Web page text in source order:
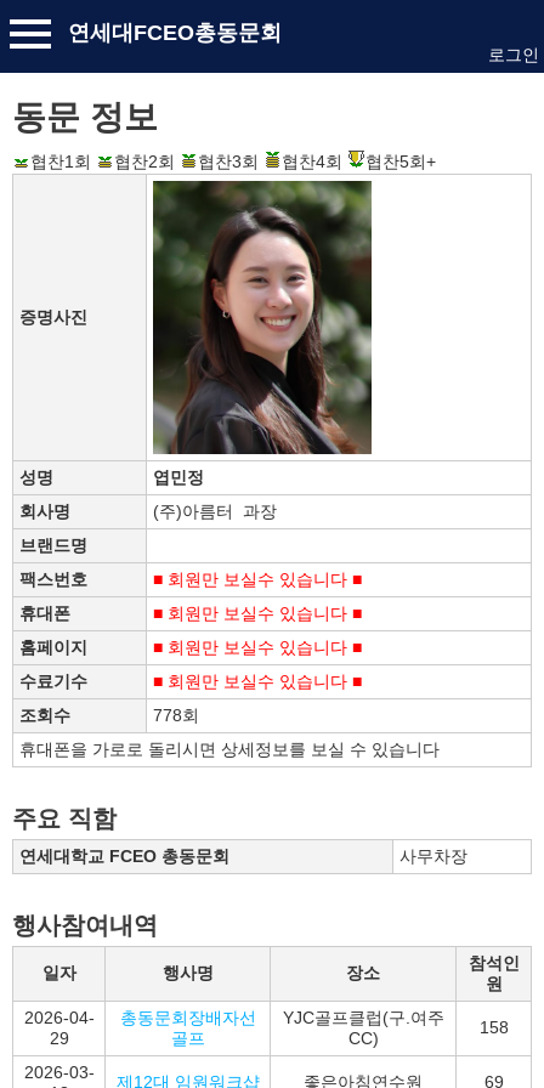
연세대FCEO총동문회
로그인
동문 정보
협찬1회 협찬2회 협찬3회 협찬4회 협찬5회+
증명사진
성명
엽민정
회사명
(주)아름터 과장
브랜드명
팩스번호
■ 회원만 보실수 있습니다 ■
휴대폰
■ 회원만 보실수 있습니다 ■
홈페이지
■ 회원만 보실수 있습니다 ■
수료기수
■ 회원만 보실수 있습니다 ■
조회수
778회
휴대폰을 가로로 돌리시면 상세정보를 보실 수 있습니다
주요 직함
연세대학교 FCEO 총동문회 사무차장
행사참여내역
일자 행사명 장소
참석인
원
2026-04-
29
총동문회장배자선
골프
YJC골프클럽(구.여주
CC)
158
2026-03-
제12대 임원워크샵 좋은아침연수원 69